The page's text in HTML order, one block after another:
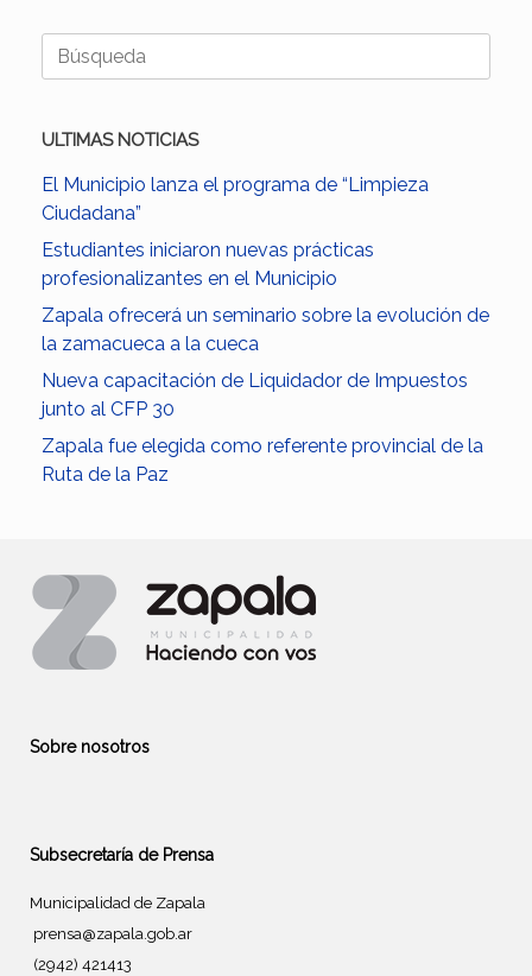
Buscar:
ULTIMAS NOTICIAS
El Municipio lanza el programa de “Limpieza
Ciudadana”
Estudiantes iniciaron nuevas prácticas
profesionalizantes en el Municipio
Zapala ofrecerá un seminario sobre la evolución de
la zamacueca a la cueca
Nueva capacitación de Liquidador de Impuestos
junto al CFP 30
Zapala fue elegida como referente provincial de la
Ruta de la Paz
Sobre nosotros
Subsecretaría de Prensa
Municipalidad de Zapala
prensa@zapala.gob.ar
(2942) 421413